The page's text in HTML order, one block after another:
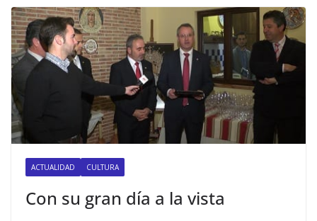
ACTUALIDAD CULTURA
Con su gran día a la vista